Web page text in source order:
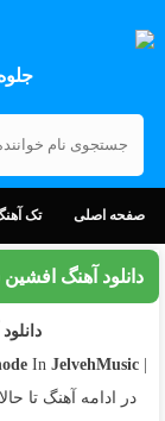
صفحه اصلی تک
دانلود آهنگ
| Download Song
In JelvehMusic |
در ادامه آهنگ تا